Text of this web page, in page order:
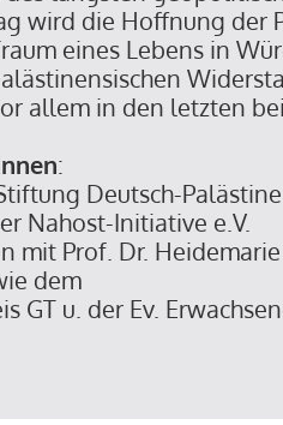
wird die Hoffnung der
eines Lebens in
allem in den letzten
:
Deutsch-
Nahost-Initiative e.V.
mit Prof. Dr.
dem
GT u. der Ev.